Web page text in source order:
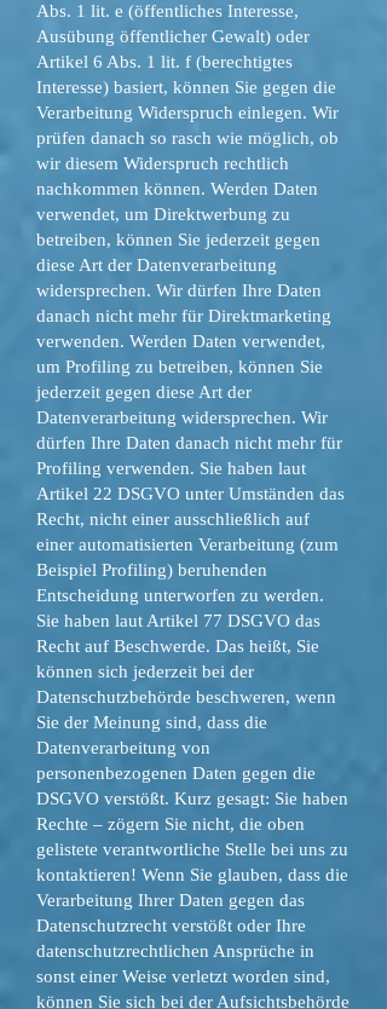
Abs. 1 lit. e (öffentliches Interesse,
Ausübung öffentlicher Gewalt) oder
Artikel 6 Abs. 1 lit. f (berechtigtes
Interesse) basiert, können Sie gegen die
Verarbeitung Widerspruch einlegen. Wir
prüfen danach so rasch wie möglich, ob
wir diesem Widerspruch rechtlich
nachkommen können. Werden Daten
verwendet, um Direktwerbung zu
betreiben, können Sie jederzeit gegen
diese Art der Datenverarbeitung
widersprechen. Wir dürfen Ihre Daten
danach nicht mehr für Direktmarketing
verwenden. Werden Daten verwendet,
um Profiling zu betreiben, können Sie
jederzeit gegen diese Art der
Datenverarbeitung widersprechen. Wir
dürfen Ihre Daten danach nicht mehr für
Profiling verwenden. Sie haben laut
Artikel 22 DSGVO unter Umständen das
Recht, nicht einer ausschließlich auf
einer automatisierten Verarbeitung (zum
Beispiel Profiling) beruhenden
Entscheidung unterworfen zu werden.
Sie haben laut Artikel 77 DSGVO das
Recht auf Beschwerde. Das heißt, Sie
können sich jederzeit bei der
Datenschutzbehörde beschweren, wenn
Sie der Meinung sind, dass die
Datenverarbeitung von
personenbezogenen Daten gegen die
DSGVO verstößt. Kurz gesagt: Sie haben
Rechte – zögern Sie nicht, die oben
gelistete verantwortliche Stelle bei uns zu
kontaktieren! Wenn Sie glauben, dass die
Verarbeitung Ihrer Daten gegen das
Datenschutzrecht verstößt oder Ihre
datenschutzrechtlichen Ansprüche in
sonst einer Weise verletzt worden sind,
können Sie sich bei der Aufsichtsbehörde